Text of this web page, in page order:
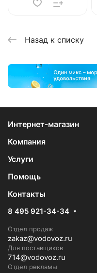
Назад к списку
Интернет-магазин
Компания
Услуги
Помощь
Контакты
8 495 921-34-34
Отдел продаж
zakaz@vodovoz.ru
Для поставщиков
714@vodovoz.ru
Отдел рекламы